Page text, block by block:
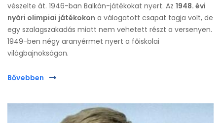
vészelte át. 1946-ban Balkán-játékokat nyert. Az 1948. évi
nyári olimpiai játékokon a válogatott csapat tagja volt, de
egy szalagszakadás miatt nem vehetett részt a versenyen.
1949-ben négy aranyérmet nyert a főiskolai
világbajnokságon.
Bővebben